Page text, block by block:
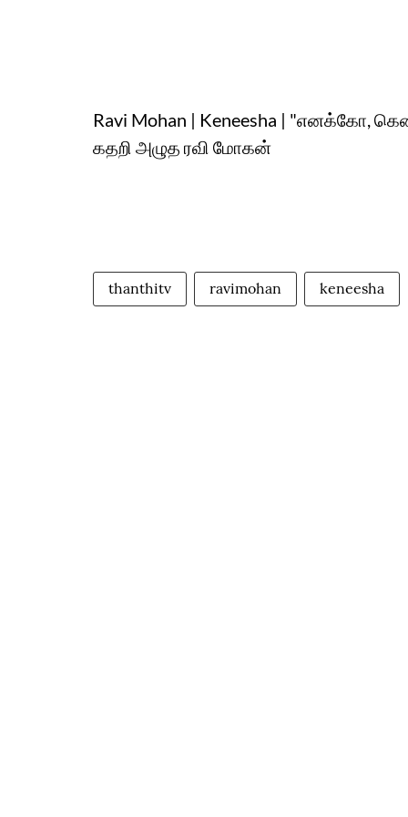
Ravi Mohan | Keneesha | "எனக்கோ,
கதறி அழுத ரவி மோகன்
thanthitv ravimohan keneesha